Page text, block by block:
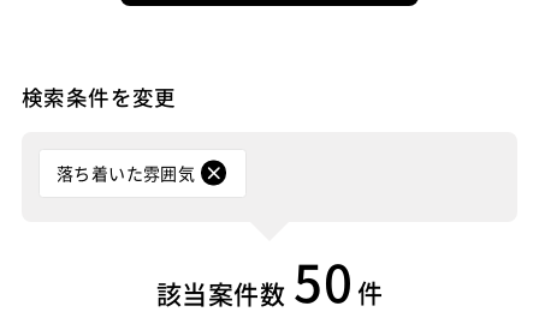
検索条件を変更
落ち着いた雰囲気
該当案件数 50 件